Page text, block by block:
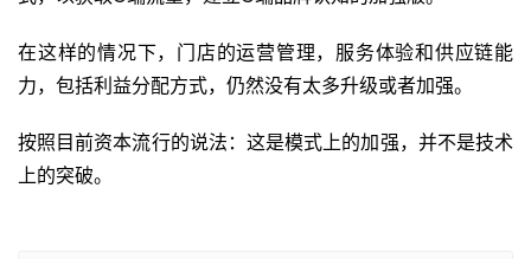
在这样的情况下，门店的运营管理，服务体验和供应链能
力，包括利益分配方式，仍然没有太多升级或者加强。
按照目前资本流行的说法：这是模式上的加强，并不是技术
上的突破。